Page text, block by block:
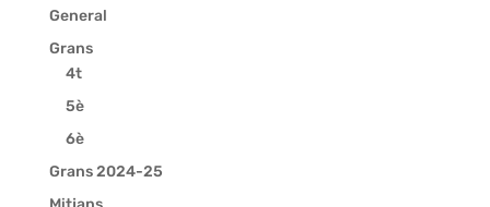
General
Grans
4t
5è
6è
Grans 2024-25